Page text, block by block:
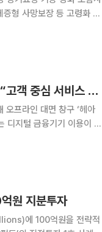
형 사망보장 등 고령화 흐
NH농협손보, ‘헤아림 고객프라자’ 개소⋯송춘수 대표 “고객 중심 서비스 혁신”
오프라인 대면 창구 ‘헤아
원 지분투자
에 100억원을 전략적